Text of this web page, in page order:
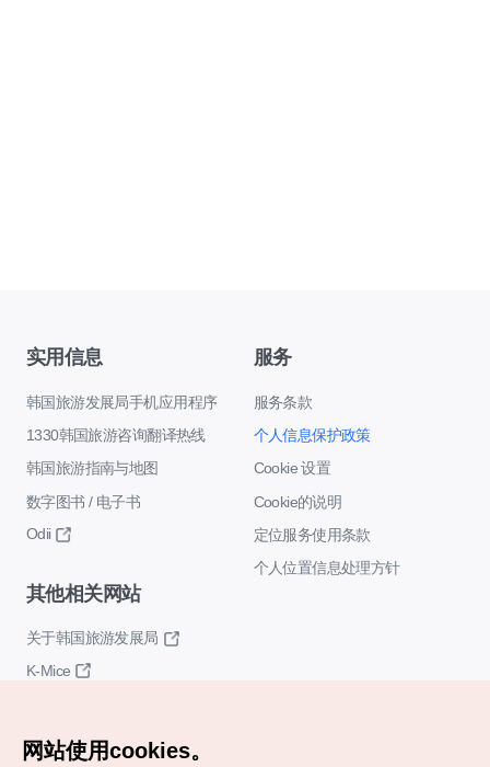
实用信息
韩国旅游发展局手机应用程序
1330韩国旅游咨询翻译热线
韩国旅游指南与地图
数字图书 / 电子书
Odii
服务
服务条款
个人信息保护政策
Cookie 设置
Cookie的说明
定位服务使用条款
个人位置信息处理方针
其他相关网站
关于韩国旅游发展局
K-Mice
网站使用cookies。